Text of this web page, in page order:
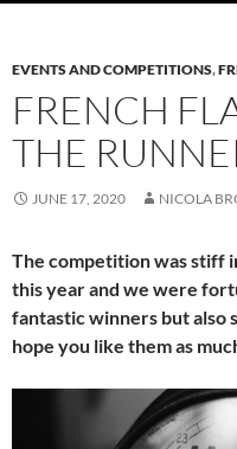
EVENTS AND COMPETITIONS,
FRENCH
THE
JUNE 17, 2020 NICOLA
The competition was stiff
this year and we were
fantastic winners but also
hope you like them as